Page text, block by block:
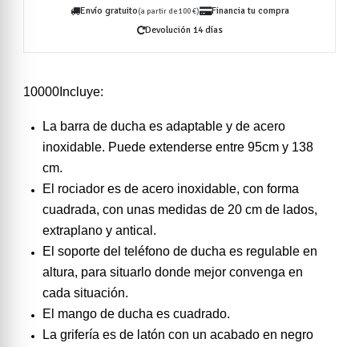
Envío gratuito(a partir de 100 €)
Financia tu compra
Devolución 14 días
10000Incluye:
La barra de ducha es adaptable y de acero
inoxidable. Puede extenderse entre 95cm y 138
cm.
El rociador es de acero inoxidable, con forma
cuadrada, con unas medidas de 20 cm de lados,
extraplano y antical.
El soporte del teléfono de ducha es regulable en
altura, para situarlo donde mejor convenga en
cada situación.
El mango de ducha es cuadrado.
La grifería es de latón con un acabado en negro